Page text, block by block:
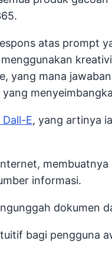
atas prompt
yang mana
E, yang artinya
informasi.
dokumen
bagi pengguna